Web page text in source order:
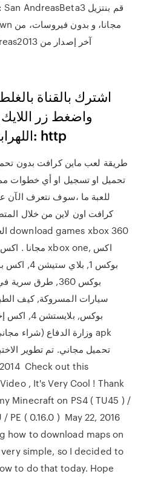
اشترك بالقناة
واضغط زر
اللهرابط ماين كرافت: http
طريقة لعب ماين كرافت بدون
تحميل او تسجيل او أي خطوات
للعبة ما ،سوف نتعرف الآن
كرافت اون لاين من خلال
بوكس 1,
بوكس 360, طرق
سيارات المسروكة, كيف
بوكس,
تحميل مجاني. تم تطوير
Check out this
, It's Very Cool ! Thank
Minecraft on PS4 ( TU45 ) /
/ PE ( 0.16.0 ) May 22, 2016
how to download maps on
simple, so I decided to
to do that today. Hope